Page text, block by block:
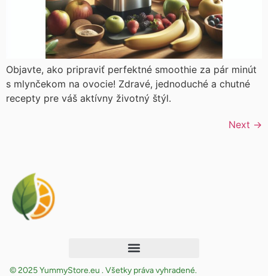
Objavte, ako pripraviť perfektné smoothie za pár minút
s mlynčekom na ovocie! Zdravé, jednoduché a chutné
recepty pre váš aktívny životný štýl.
Next →
© 2025 YummyStore.eu . Všetky práva vyhradené.